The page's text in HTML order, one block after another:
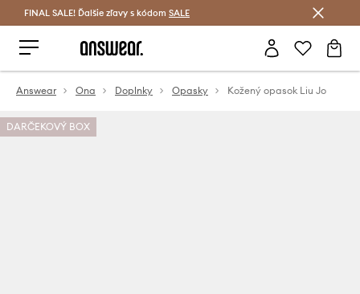
Šetrite s Answear Club >
FINAL SALE! Ďalšie zľavy s kódom SALE
Answear Ona Doplnky Opasky Kožený opasok Liu Jo
DARČEKOVÝ BOX